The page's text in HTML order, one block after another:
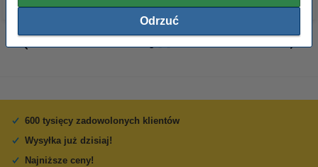
Odrzuć
600 tysięcy zadowolonych klientów
Wysyłka już dzisiaj!
Najniższe ceny!